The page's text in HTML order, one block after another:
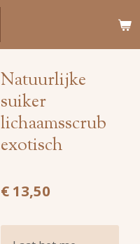
Natuurlijke
suiker
lichaamsscrub
exotisch
€ 13,50